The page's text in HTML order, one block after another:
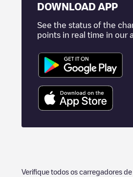
DOWNLOAD APP
See the status of the
points in real time in our
Verifique todos os carregadores